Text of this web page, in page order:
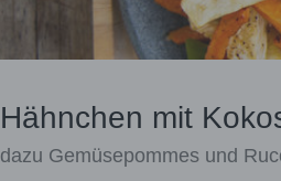
Hähnchen mit
dazu Gemüsepommes und